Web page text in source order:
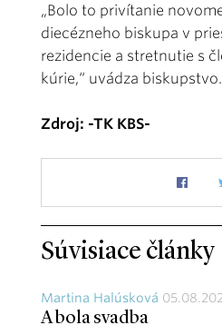
„Bolo to privítanie
diecézneho biskupa v
rezidencie a stretnutie s
kúrie,“ uvádza biskupstvo.
Zdroj: -TK KBS-
Súvisiace články
Martina Halúsková
A bola svadba